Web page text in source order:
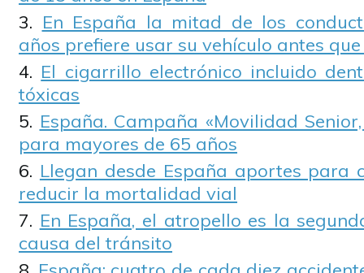
En España la mitad de los
años prefiere usar su vehículo antes
El cigarrillo electrónico incluido
tóxicas
España. Campaña «Movilidad
para mayores de 65 años
Llegan desde España aportes para
reducir la mortalidad vial
En España, el atropello es la
causa del tránsito